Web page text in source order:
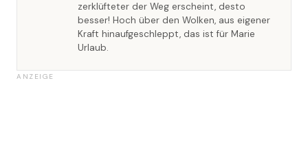
zerklüfteter der Weg erscheint, desto
besser! Hoch über den Wolken, aus eigener
Kraft hinaufgeschleppt, das ist für Marie
Urlaub.
ANZEIGE